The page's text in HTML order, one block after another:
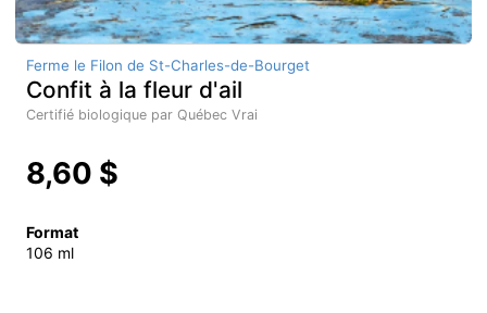
Ferme le Filon de St-Charles-de-Bourget
Confit à la fleur d'ail
Certifié biologique par Québec Vrai
8,60 $
Format
106 ml